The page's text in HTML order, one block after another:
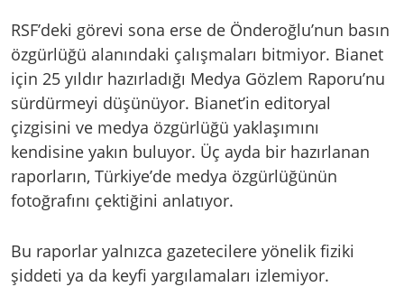
RSF’deki görevi sona erse de Önderoğlu’nun basın
özgürlüğü alanındaki çalışmaları bitmiyor. Bianet
için 25 yıldır hazırladığı Medya Gözlem Raporu’nu
sürdürmeyi düşünüyor. Bianet’in editoryal
çizgisini ve medya özgürlüğü yaklaşımını
kendisine yakın buluyor. Üç ayda bir hazırlanan
raporların, Türkiye’de medya özgürlüğünün
fotoğrafını çektiğini anlatıyor.
Bu raporlar yalnızca gazetecilere yönelik fiziki
şiddeti ya da keyfi yargılamaları izlemiyor.